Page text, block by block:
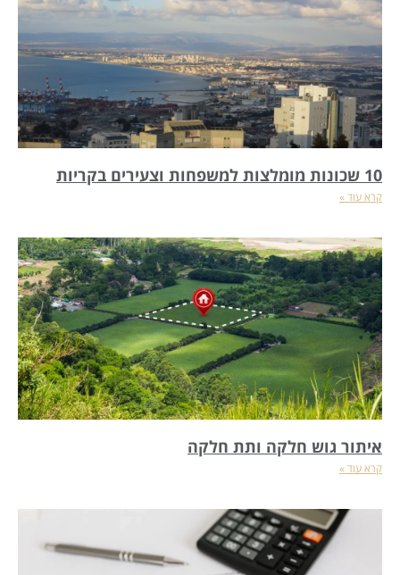
10 שכונות מומלצות למשפחות וצעירים בקריות
קרא עוד »
איתור גוש חלקה ותת חלקה
קרא עוד »